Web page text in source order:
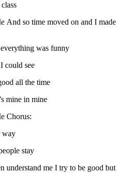
And so time moved on and I made
was funny
could see
all the time
mine in mine
Chorus:
way
stay
understand me I try to be good but